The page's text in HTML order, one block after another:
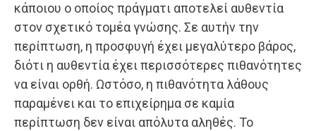
κάποιου ο οποίος πράγματι αποτελεί αυθεντία
στον σχετικό τομέα γνώσης. Σε αυτήν την
περίπτωση, η προσφυγή έχει μεγαλύτερο βάρος,
διότι η αυθεντία έχει περισσότερες πιθανότητες
να είναι ορθή. Ωστόσο, η πιθανότητα λάθους
παραμένει και το επιχείρημα σε καμία
περίπτωση δεν είναι απόλυτα αληθές. Το